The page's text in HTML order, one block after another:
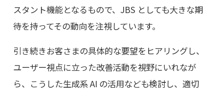
スタント機能となるもので、JBS としても大きな期
待を持ってその動向を注視しています。
引き続きお客さまの具体的な要望をヒアリングし、
ユーザー視点に立った改善活動を視野にいれなが
ら、こうした生成系 AI の活用なども検討し、適切